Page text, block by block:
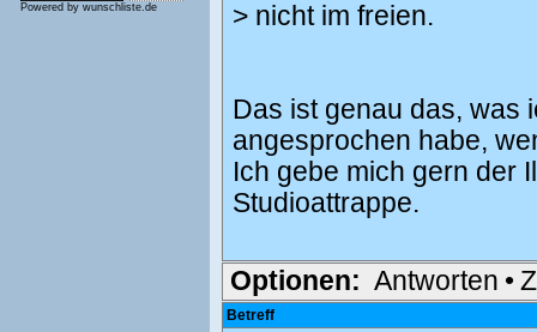
Powered by wunschliste.de
> nicht im freien.
Das ist genau das, was
angesprochen habe,
Ich gebe mich gern der
Studioattrappe.
Optionen: Antworten •
Betreff